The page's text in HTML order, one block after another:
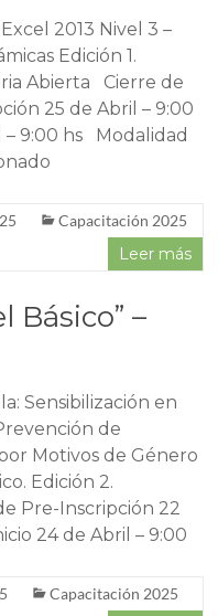
2013 Nivel 3 –
Edición 1.
Abierta Cierre de
25 de Abril – 9:00
9:00 hs Modalidad
Capacitación 2025
Leer más
Básico” –
Sensibilización en
de
Motivos de Género
Edición 2.
Pre-Inscripción 22
24 de Abril – 9:00
Capacitación 2025